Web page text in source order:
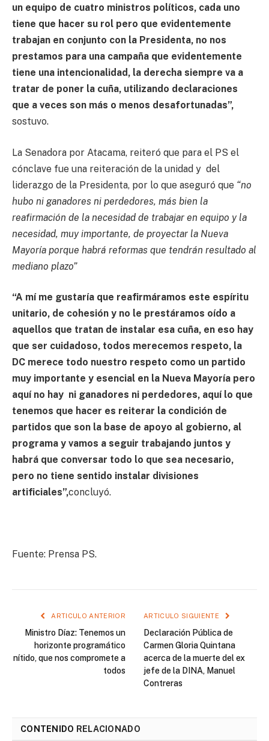
un equipo de cuatro ministros políticos, cada uno
tiene que hacer su rol pero que evidentemente
trabajan en conjunto con la Presidenta, no nos
prestamos para una campaña que evidentemente
tiene una intencionalidad, la derecha siempre va a
tratar de poner la cuña, utilizando declaraciones
que a veces son más o menos desafortunadas”,
sostuvo.
La Senadora por Atacama, reiteró que para el PS el
cónclave fue una reiteración de la unidad y del
liderazgo de la Presidenta, por lo que aseguró que “no
hubo ni ganadores ni perdedores, más bien la
reafirmación de la necesidad de trabajar en equipo y la
necesidad, muy importante, de proyectar la Nueva
Mayoría porque habrá reformas que tendrán resultado al
mediano plazo”
“A mí me gustaría que reafirmáramos este espíritu
unitario, de cohesión y no le prestáramos oído a
aquellos que tratan de instalar esa cuña, en eso hay
que ser cuidadoso, todos merecemos respeto, la
DC merece todo nuestro respeto como un partido
muy importante y esencial en la Nueva Mayoría pero
aquí no hay ni ganadores ni perdedores, aquí lo que
tenemos que hacer es reiterar la condición de
partidos que son la base de apoyo al gobierno, al
programa y vamos a seguir trabajando juntos y
habrá que conversar todo lo que sea necesario,
pero no tiene sentido instalar divisiones
artificiales”,concluyó.
Fuente: Prensa PS.
ARTICULO ANTERIOR
Ministro Díaz: Tenemos un
horizonte programático
nítido, que nos compromete a
todos
ARTICULO SIGUIENTE
Declaración Pública de
Carmen Gloria Quintana
acerca de la muerte del ex
jefe de la DINA, Manuel
Contreras
CONTENIDO RELACIONADO